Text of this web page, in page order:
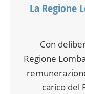
La Regione
Con
Regione
carico del